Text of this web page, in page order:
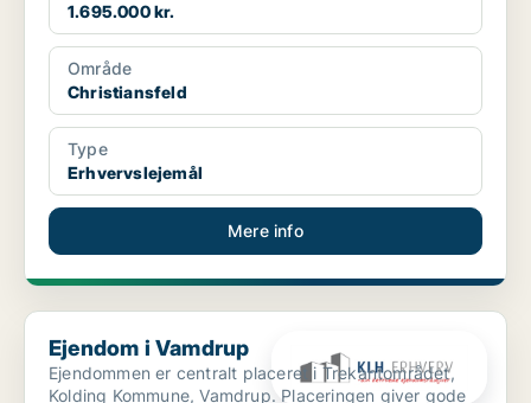
1.695.000 kr.
Område
Christiansfeld
Type
Erhvervslejemål
Mere info
Ejendom i Vamdrup
Ejendom i Vamdrup
Ejendommen er centralt placeret i Trekantområdet,
Kolding Kommune, Vamdrup. Placeringen giver gode